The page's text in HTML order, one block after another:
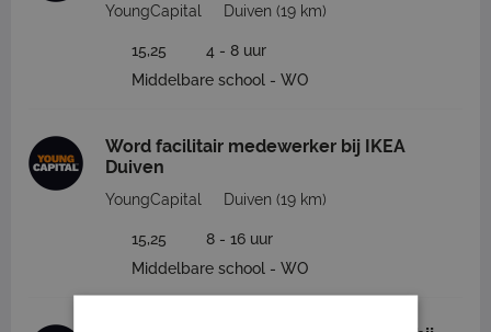
YoungCapital Duiven (19 km)
15,25
4 - 8 uur
Middelbare school - WO
Word facilitair medewerker bij IKEA
Duiven
YoungCapital Duiven (19 km)
15,25
8 - 16 uur
Middelbare school - WO